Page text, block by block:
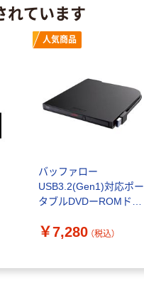
れています
人気商品
バッファロー
USB3.2(Gen1)対応ポー
タブルDVDーROMドラ
DVSM-PTR8U3-BKA 1
￥7,280 （税込）